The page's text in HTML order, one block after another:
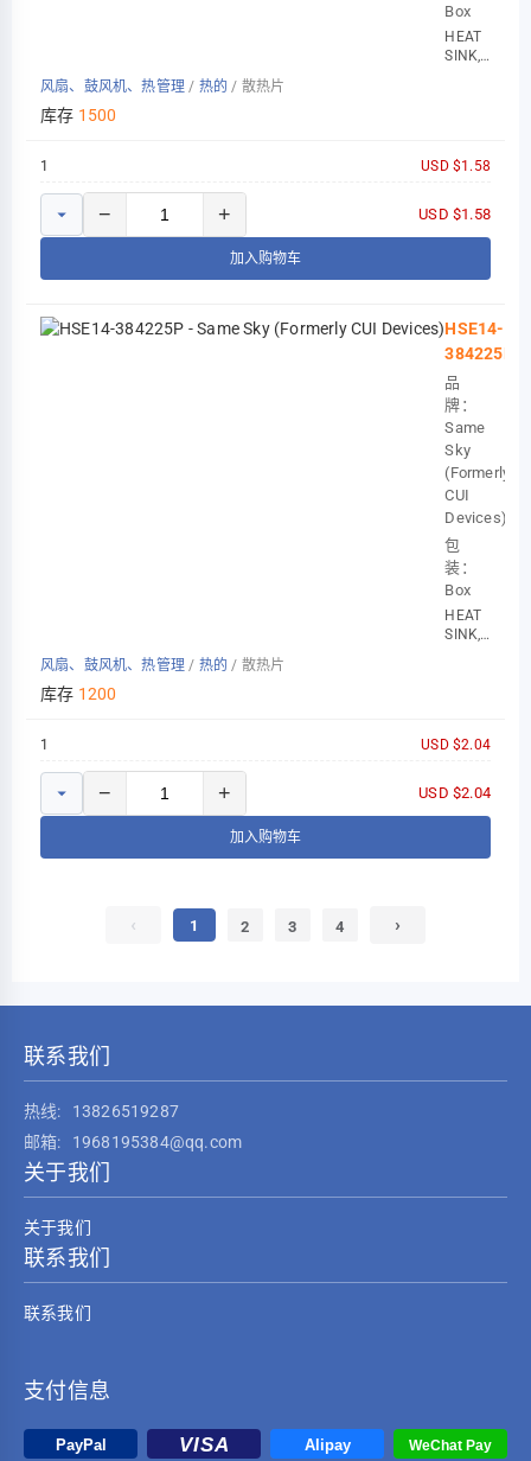
Box
HEAT
SINK,
风扇、鼓风机、热管理 / 热的 / 散热片
库存 1500
1 USD $1.58
− + USD $1.58
加入购物车
HSE14-
384225P
品
牌：
Same
Sky
(Formerly
CUI
Devices)
包
装：
Box
HEAT
SINK,
风扇、鼓风机、热管理 / 热的 / 散热片
库存 1200
1 USD $2.04
− + USD $2.04
加入购物车
‹ 1 2 3 4 ›
联系我们
热线:
13826519287
邮箱:
1968195384@qq.com
关于我们
关于我们
联系我们
联系我们
支付信息